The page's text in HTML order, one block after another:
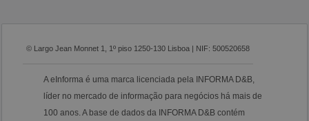
© Largo Jean Monnet 1, 1º piso 1250-130 Lisboa | NIF: 500520658
A eInforma é uma marca licenciada pela INFORMA D&B,
líder no mercado de informação para negócios há mais de
100 anos. A base de dados da INFORMA D&B contém